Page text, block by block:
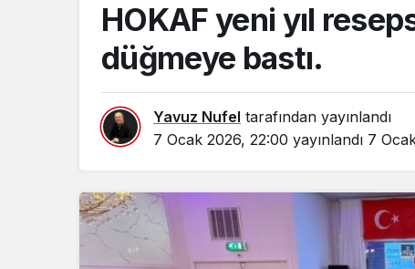
HOKAF yeni yıl
düğmeye bastı.
Yavuz Nufel tarafından yayınlandı
7 Ocak 2026, 22:00 yayınlandı 7